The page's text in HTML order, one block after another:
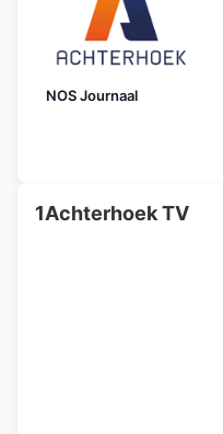
NOS Journaal
1Achterhoek TV